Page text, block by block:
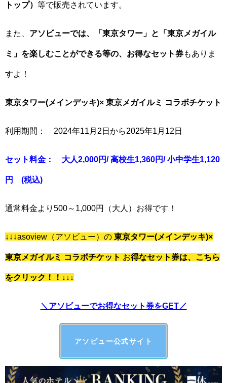
トップ） 等で販売されています。
また、 アソビューでは、「東京タワー」と「東京メガイル
ミ」を楽しむことができる等の、お得なセット券もありま
すよ！
東京タワー(メインデッキ)× 東京メガイルミ コラボチケット
利用期間： 2024年11月2日から2025年1月12日
セット料金： 大人2,000円/ 高校生1,360円/ 小中学生1,120
円 (税込)
通常料金より500～1,000円（大人）お得です！
↓↓↓asoview（アソビュー）の 東京タワー(メインデッキ)×
東京メガイルミ コラボチケット お得なセット券は、こちら
をクリック！！↓↓↓
＼アソビューでお得なセット券をGET／
アソビュー公式サイト